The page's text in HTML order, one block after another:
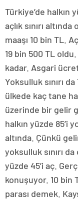
Türkiye’de halkın
açlık sınırı
maaşı 10 bin TL.
19 bin 500 TL oldu.
kadar. Asgari ücret
Yoksulluk sınırı
ülkede kaç tane
üzerinde bir gelir
halkın yüzde 85’i
altında. Çünkü
yoksulluk sınırı
yüzde 45’i aç.
konuşuyor. 10 bin
parası demek.